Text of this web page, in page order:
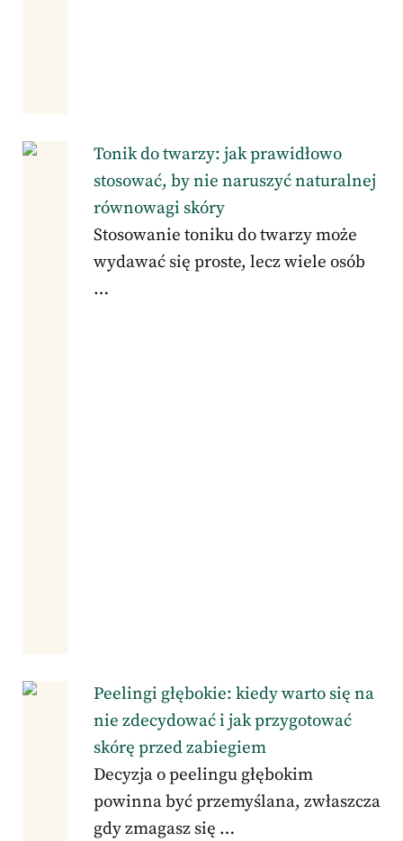
Tonik do twarzy: jak prawidłowo
stosować, by nie naruszyć naturalnej
równowagi skóry
Stosowanie toniku do twarzy może
wydawać się proste, lecz wiele osób
…
Peelingi głębokie: kiedy warto się na
nie zdecydować i jak przygotować
skórę przed zabiegiem
Decyzja o peelingu głębokim
powinna być przemyślana, zwłaszcza
gdy zmagasz się …